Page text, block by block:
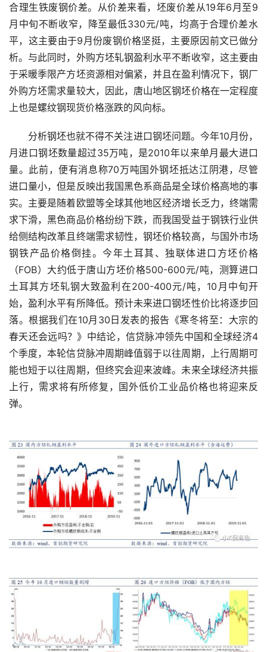
合理生铁废钢价差。从价差来看，坯废价差从19年6月至9
月中旬不断收窄，降至最低330元/吨，均高于合理价差水
平，这主要由于9月份废钢价格坚挺，主要原因前文已做分
析。与此同时，外购方坯轧钢盈利水平不断收窄，这主要由
于采暖季限产方坯资源相对偏紧，并且在盈利情况下，钢厂
外购方坯需求量较大，因此，唐山地区钢坯价格在一定程度
上也是螺纹钢现货价格涨跌的风向标。
分析钢坯也就不得不关注进口钢坯问题。今年10月份，
月进口钢坯数量超过35万吨，是2010年以来单月最大进口
量。此前，便有消息称70万吨国外钢坯抵达江阴港，尽管
进口量小，但是反映出我国黑色系商品是全球价格高地的事
实。主要是随着欧盟等全球其他地区经济增长乏力，终端需
求下滑，黑色商品价格纷纷下跌，而我国受益于钢铁行业供
给侧结构改革且终端需求韧性，钢坯价格较高，与国外市场
钢铁产品价格倒挂。今年土耳其、独联体进口方坯价格
（FOB）大约低于唐山方坯价格500-600元/吨，测算进口
土耳其方坯轧钢大致盈利在200-400元/吨，10月中旬开
始，盈利水平有所降低。预计未来进口钢坯性价比将逐步回
落。根据我们在10月30日发表的报告《寒冬将至：大宗的
春天还会远吗？》中结论，信贷脉冲领先中国和全球经济4
个季度，本轮信贷脉冲周期峰值弱于以往周期，上行周期可
能也短于以往周期，但终究会迎来波峰。未来全球经济共振
上行，需求将有所修复，国外低价工业品价格也将迎来反
弹。